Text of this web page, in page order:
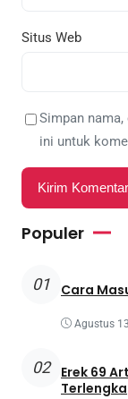
Situs Web
Simpan
ini untuk
Populer
01 Cara
Agustus
02
Erek 69